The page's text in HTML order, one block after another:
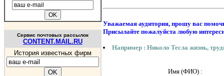
Сервис почтовых рассылок
CONTENT.MAIL.RU
История известных фирм
Уважаемая аудитория, прошу вас
Присылайте пожалуйста любую
Например : Николо Тесла жизнь,
Имя (ФИО) :